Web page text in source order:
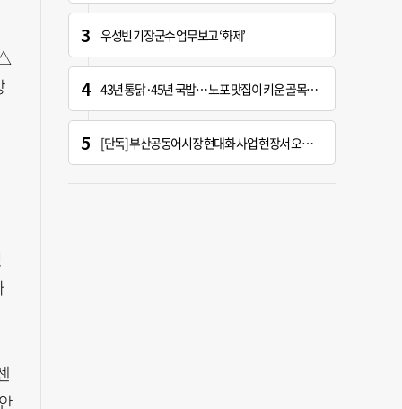
우성빈 기장군수 업무보고 ‘화제’
43년 통닭·45년 국밥… 노포 맛집이 키운 골목시장 [골목시장, 다시 장날]
[단독] 부산공동어시장 현대화 사업 현장서 오염토 발견